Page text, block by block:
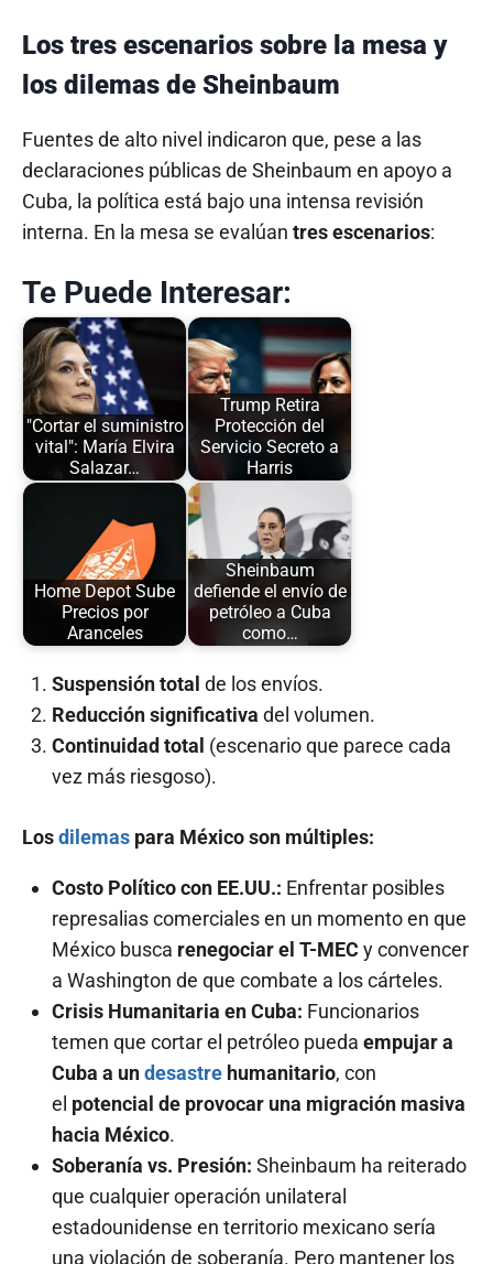
Los tres escenarios sobre la mesa y
los dilemas de Sheinbaum
Fuentes de alto nivel indicaron que, pese a las
declaraciones públicas de Sheinbaum en apoyo a
Cuba, la política está bajo una intensa revisión
interna. En la mesa se evalúan tres escenarios:
Te Puede Interesar:
"Cortar el suministro
vital": María Elvira
Salazar…
Trump Retira
Protección del
Servicio Secreto a
Harris
Home Depot Sube
Precios por
Aranceles
Sheinbaum
defiende el envío de
petróleo a Cuba
como…
Suspensión total de los envíos.
Reducción significativa del volumen.
Continuidad total (escenario que parece cada
vez más riesgoso).
Losdilemas para México son múltiples:
Costo Político con EE.UU.: Enfrentar posibles
represalias comerciales en un momento en que
México busca renegociar el T-MECy convencer
a Washington de que combate a los cárteles.
Crisis Humanitaria en Cuba: Funcionarios
temen que cortar el petróleo pueda empujar a
Cuba a undesastre humanitario, con
el potencial de provocar una migración masiva
hacia México.
Soberanía vs. Presión: Sheinbaum ha reiterado
que cualquier operación unilateral
estadounidense en territorio mexicano sería
una violación de soberanía. Pero mantener los